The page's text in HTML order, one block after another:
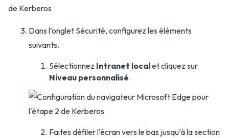
Dans l’onglet Sécurité, configurez les éléments
suivants.
Sélectionnez Intranet localet cliquez sur
Niveau personnalisé.
Faites défiler l’écran vers le bas jusqu’à la section